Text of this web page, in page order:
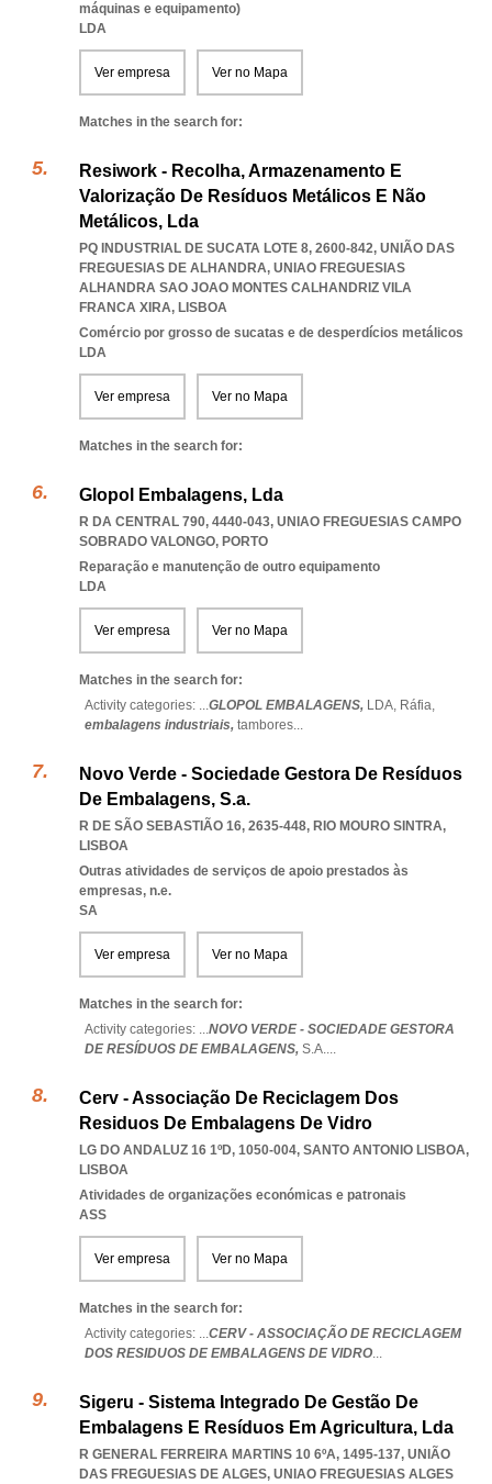
máquinas e equipamento)
LDA
Ver empresa Ver no Mapa
Matches in the search for:
Resiwork - Recolha, Armazenamento E
Valorização De Resíduos Metálicos E Não
Metálicos, Lda
PQ INDUSTRIAL DE SUCATA LOTE 8, 2600-842, UNIÃO DAS
FREGUESIAS DE ALHANDRA, UNIAO FREGUESIAS
ALHANDRA SAO JOAO MONTES CALHANDRIZ VILA
FRANCA XIRA, LISBOA
Comércio por grosso de sucatas e de desperdícios metálicos
LDA
Ver empresa Ver no Mapa
Matches in the search for:
Glopol Embalagens, Lda
R DA CENTRAL 790, 4440-043, UNIAO FREGUESIAS CAMPO
SOBRADO VALONGO, PORTO
Reparação e manutenção de outro equipamento
LDA
Ver empresa Ver no Mapa
Matches in the search for:
Activity categories: ...GLOPOL EMBALAGENS, LDA, Ráfia,
embalagens industriais, tambores...
Novo Verde - Sociedade Gestora De Resíduos
De Embalagens, S.a.
R DE SÃO SEBASTIÃO 16, 2635-448, RIO MOURO SINTRA,
LISBOA
Outras atividades de serviços de apoio prestados às
empresas, n.e.
SA
Ver empresa Ver no Mapa
Matches in the search for:
Activity categories: ...NOVO VERDE - SOCIEDADE GESTORA
DE RESÍDUOS DE EMBALAGENS, S.A....
Cerv - Associação De Reciclagem Dos
Residuos De Embalagens De Vidro
LG DO ANDALUZ 16 1ºD, 1050-004, SANTO ANTONIO LISBOA,
LISBOA
Atividades de organizações económicas e patronais
ASS
Ver empresa Ver no Mapa
Matches in the search for:
Activity categories: ...CERV - ASSOCIAÇÃO DE RECICLAGEM
DOS RESIDUOS DE EMBALAGENS DE VIDRO...
Sigeru - Sistema Integrado De Gestão De
Embalagens E Resíduos Em Agricultura, Lda
R GENERAL FERREIRA MARTINS 10 6ºA, 1495-137, UNIÃO
DAS FREGUESIAS DE ALGES, UNIAO FREGUESIAS ALGES